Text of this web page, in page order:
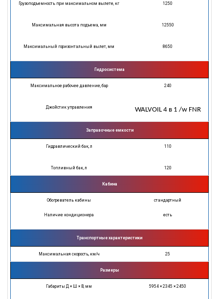
Грузоподъемность при максимальном вылете, кг 1250
Максимальная высота подъема, мм 12550
Максимальный горизонтальный вылет, мм 8650
Гидросистема
Максимальное рабочее давление, бар 240
Джойстик управления WALVOIL 4 в 1 /w FNR
Заправочные емкости
Гидравлический бак, л 110
Топливный бак, л 120
Кабина
Обогреватель кабины стандартный
Наличие кондиционера есть
Транспортные характеристики
Максимальная скорость, км/ч 25
Размеры
Габариты Д × Ш × В, мм 5954 × 2345 × 2450